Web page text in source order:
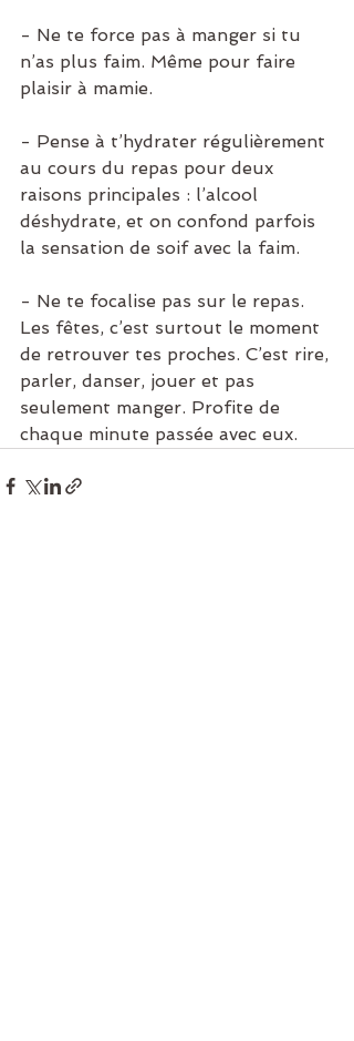
- Ne te force pas à manger si tu
n’as plus faim. Même pour faire
plaisir à mamie.
- Pense à t’hydrater régulièrement
au cours du repas pour deux
raisons principales : l’alcool
déshydrate, et on confond parfois
la sensation de soif avec la faim.
- Ne te focalise pas sur le repas.
Les fêtes, c’est surtout le moment
de retrouver tes proches. C’est rire,
parler, danser, jouer et pas
seulement manger. Profite de
chaque minute passée avec eux.